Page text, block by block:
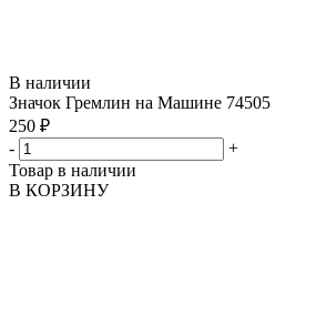
В наличии
Значок Гремлин на Машине 74505
250 ₽
-
+
Товар в наличии
В КОРЗИНУ